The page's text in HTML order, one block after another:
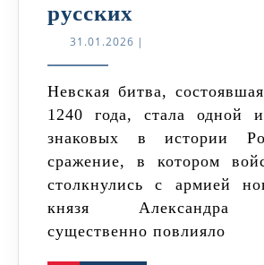
русских
шведы
в
Невской
битве:
ошибки
шведской
армии
31.01.2026 31.01.2026
|
Невская битва, состоявшаяся 15 июля
1240 года, стала одной
знаковых в истории
сражение, в котором
столкнулись с армией
князя Александра
существенно повлияло